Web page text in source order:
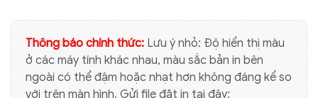
Thông báo chính thức: Lưu ý nhỏ: Độ hiển thị màu
ở các máy tính khác nhau, màu sắc bản in bên
ngoài có thể đậm hoặc nhạt hơn không đáng kể so
với trên màn hình. Gửi file đặt in tại đây: